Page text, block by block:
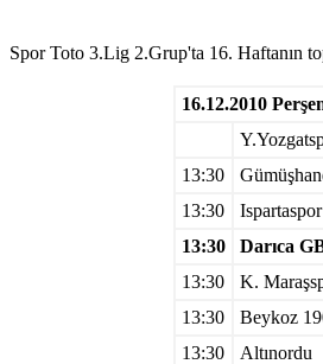
Spor Toto 3.Lig 2.Grup'ta 16. Haftanın
16.12.2010
13:30
13:30
Ispartaspor
13:30
Darıca
13:30
K.
13:30
Beykoz
13:30
Altınordu